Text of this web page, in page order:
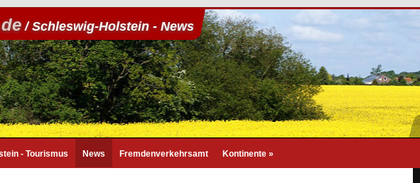
/ Schleswig-Holstein - News
- Tourismus News Fremdenverkehrsamt Kontinente »